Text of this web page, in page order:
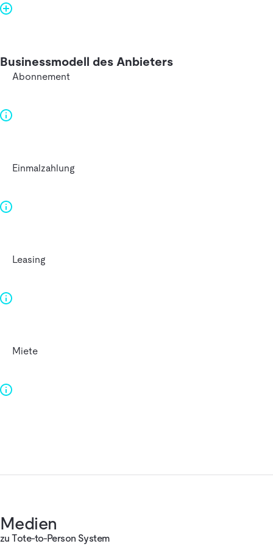
Businessmodell des Anbieters
Abonnement
Einmalzahlung
Leasing
Miete
Medien
zu Tote-to-Person System